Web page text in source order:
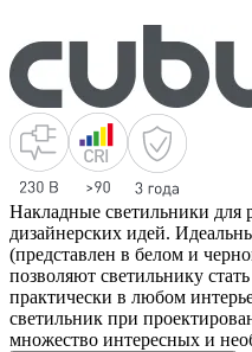
Накладные светильники для
дизайнерских идей.
(представлен в белом и
позволяют светильнику
практически в любом
светильник при
множество интересных и